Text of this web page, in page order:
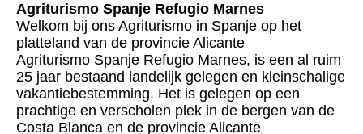
Agriturismo Spanje Refugio Marnes
Welkom bij ons Agriturismo in Spanje op het
platteland van de provincie Alicante
Agriturismo Spanje Refugio Marnes, is een al ruim
25 jaar bestaand landelijk gelegen en kleinschalige
vakantiebestemming. Het is gelegen op een
prachtige en verscholen plek in de bergen van de
Costa Blanca en de provincie Alicante